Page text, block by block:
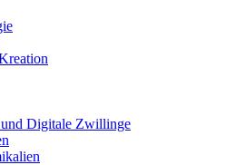
Digitale Zwillinge